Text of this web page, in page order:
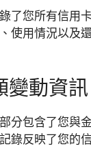
了您所有信用
使用情況以及
動資訊
分包含了您與
錄反映了您的